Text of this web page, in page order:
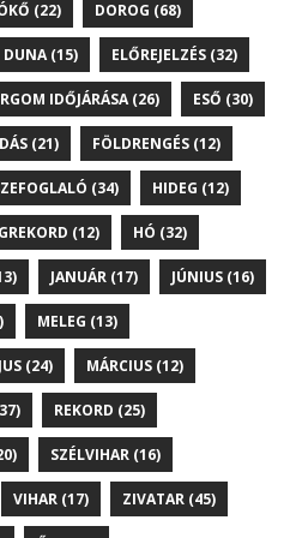
(22) DOROG (68)
DUNA(15) ELŐREJELZÉS (32)
IDŐJÁRÁSA(26) ESŐ (30)
(21) FÖLDRENGÉS (12)
(34) HIDEG (12)
(12) HÓ (32)
JANUÁR (17) JÚNIUS (16)
MELEG (13)
(24) MÁRCIUS (12)
REKORD (25)
SZÉLVIHAR (16)
VIHAR (17) ZIVATAR (45)